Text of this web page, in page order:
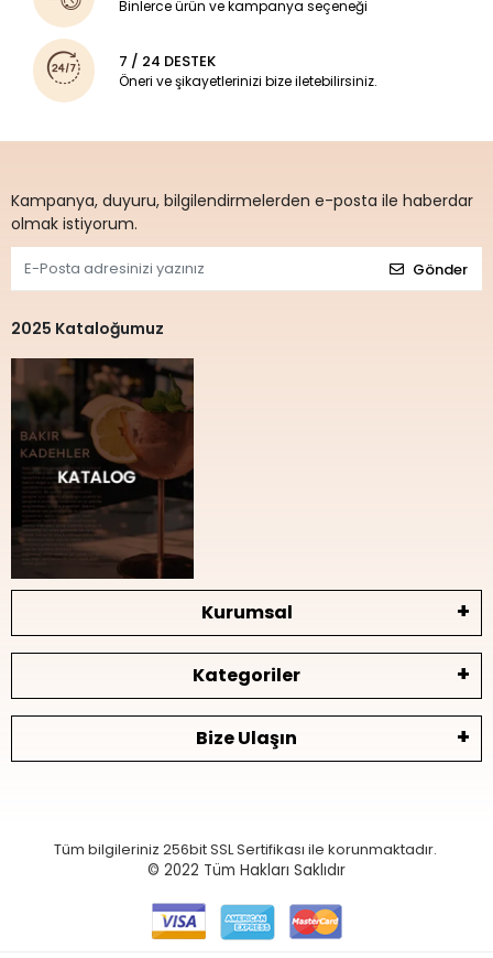
Binlerce ürün ve kampanya seçeneği
7 / 24 DESTEK
Öneri ve şikayetlerinizi bize iletebilirsiniz.
Kampanya, duyuru, bilgilendirmelerden e-posta ile haberdar
olmak istiyorum.
Gönder
2025 Kataloğumuz
Kurumsal
Kategoriler
Bize Ulaşın
Tüm bilgileriniz 256bit SSL Sertifikası ile korunmaktadır.
© 2022 Tüm Hakları Saklıdır